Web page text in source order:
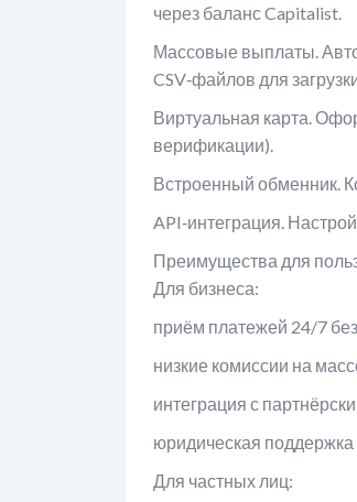
через баланс Capitalist.
Массовые выплаты.
CSV‑файлов для
Виртуальная карта.
верификации).
Встроенный обменник.
API‑интеграция.
Преимущества для
Для бизнеса:
приём платежей 24/7
низкие комиссии на
интеграция с
юридическая поддержка
Для частных лиц: